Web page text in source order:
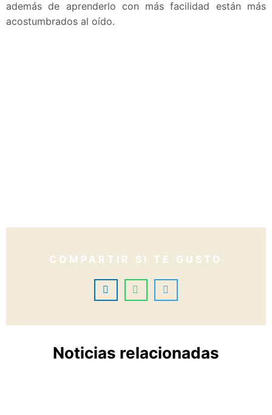
además de aprenderlo con más facilidad están más
acostumbrados al oído.
COMPARTIR SI TE GUSTO
Noticias relacionadas